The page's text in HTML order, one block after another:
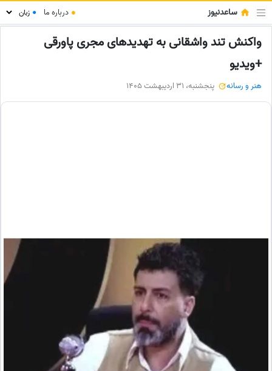
ساعدنیوز ● درباره ما ●
واکنش تند واشقانی به تهدیدهای مجری پاورقی
+ویدیو
هنر و رسانه پنجشنبه، 31 اردیبهشت 1405